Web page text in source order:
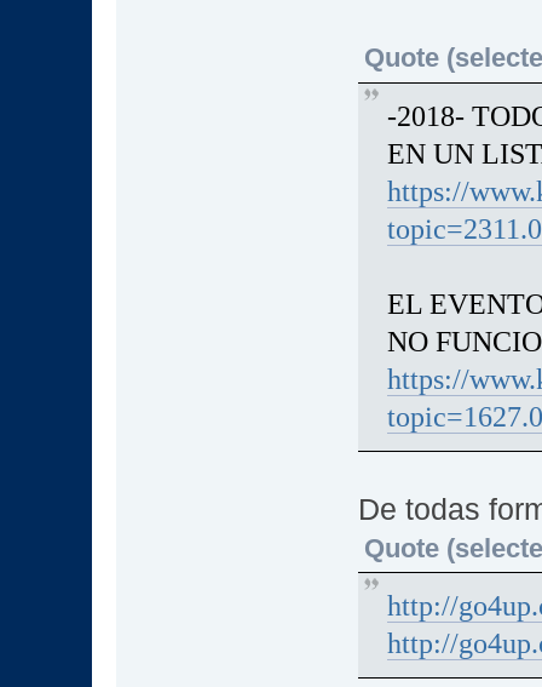
Quote
-2018-
EN UN
https://
topic=2311.0
EL
NO
https://
topic=1627.0
De todas
Quote
http://
http://